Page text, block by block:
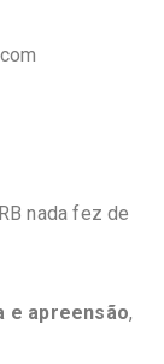
nada fez de
e apreensão,